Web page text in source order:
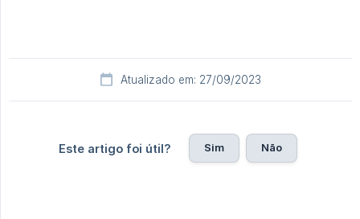
Atualizado em: 27/09/2023
Este artigo foi útil? Sim Não